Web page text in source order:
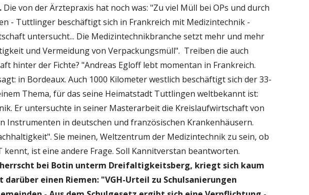
Die von der Ärztepraxis hat noch was: "Zu viel Müll bei OPs und durch
- Tuttlinger beschäftigt sich in Frankreich mit Medizintechnik -
untersucht... Die Medizintechnikbranche setzt mehr und mehr
und Vermeidung von Verpackungsmüll". Treiben die auch
hinter der Fichte? "Andreas Egloff lebt momentan in Frankreich.
in Bordeaux. Auch 1000 Kilometer westlich beschäftigt sich der 33-
Thema, für das seine Heimatstadt Tuttlingen weltbekannt ist:
Er untersuchte in seiner Masterarbeit die Kreislaufwirtschaft von
Instrumenten in deutschen und französischen Krankenhäusern.
Sie meinen, Weltzentrum der Medizintechnik zu sein, ob
kennt, ist eine andere Frage. Soll Kannitverstan beantworten.
bei Botin unterm Dreifaltigkeitsberg, kriegt sich kaum
darüber einen Riemen: "VGH-Urteil zu Schulsanierungen